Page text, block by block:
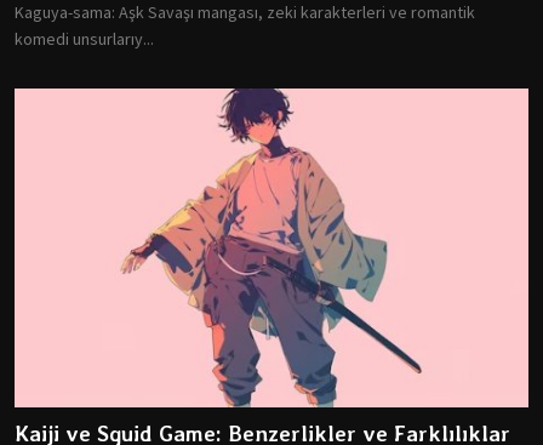
Kaguya-sama: Aşk Savaşı mangası, zeki karakterleri ve romantik
komedi unsurlarıy...
Kaiji ve Squid Game: Benzerlikler ve Farklılıklar